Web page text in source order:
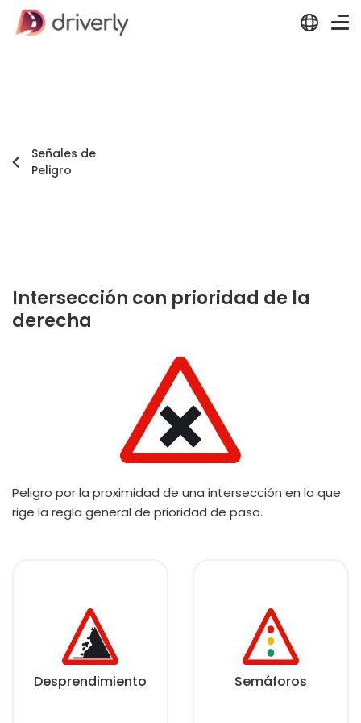
Señales de
Peligro
Intersección con prioridad de la
derecha
Peligro por la proximidad de una intersección en la que
rige la regla general de prioridad de paso.
Desprendimiento Semáforos